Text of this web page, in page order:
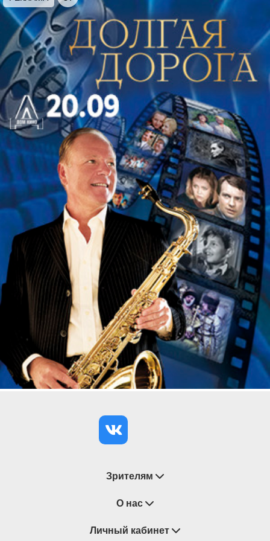
фантастических фильмов, знаменитые мелодии
Джона Уильямса, Ханца Циммера и Клинта
Мэнселла наполнят зал Капеллы роскошным
звучанием органа.
Программу подготовил один из выдающихся
органистов Тимур Халиуллин. Музыкант окончил
Санкт-Петербургскую консерваторию по классу
фортепиано и органа, после чего получил степень
магистра на факультете искусств Санкт-
Петербургского университета, где
специализировался на историческом
исполнительстве на клавишных музыкальных
инструментах (кафедра органа, клавесина и
карильона).
С 2011 года Тимур Халиуллин является солистом
Белгородской государственной филармонии, а с
2020 года — приглашенным солистом Курской
государственной филармонии. Обладатель
медали «Будущее России» и национальной
общественной награды «Лучший молодой
творческий деятель России» (Красноярск, 2016),
лауреат первой всероссийской премии «Органист
года» (Москва, 2020). Инициатор и организатор
международного фестиваля карильонной музыки
«Белгородский звон» (2017, 2019, 2021). Тимур
Халиуллин ведет активную концертную
выступает на сцене Санкт-Петербургской капеллы
Зрителям
Восстановление билетов
Замена / Отмена / Перенос мероприятий
О нас
О компании
Личный кабинет